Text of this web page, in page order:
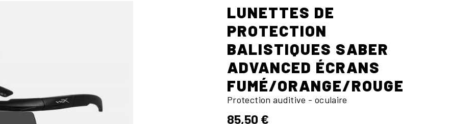
LUNETTES DE
PROTECTION
BALISTIQUES SABER
ADVANCED ÉCRANS
FUMÉ/ORANGE/ROUGE
Protection auditive - oculaire
85,50 €